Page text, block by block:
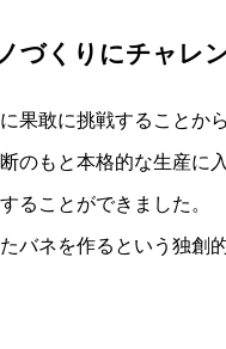
づくりにチャレ
果敢に挑戦することか
もと本格的な生産に入
ることができました。
バネを作るという独創